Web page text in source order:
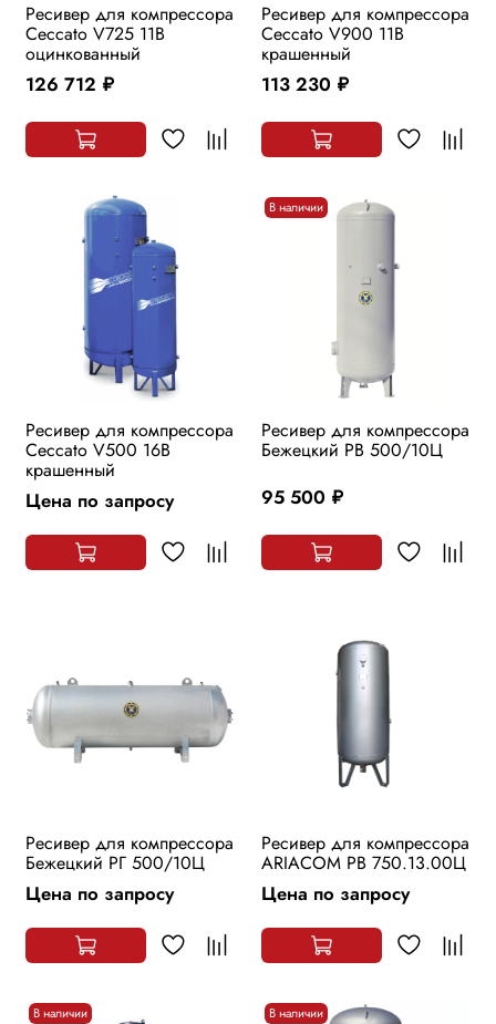
Ресивер для компрессора
Ceccato V725 11B
оцинкованный
126 712 руб.
Ресивер для компрессора
Ceccato V900 11B
крашенный
113 230 руб.
Ресивер для компрессора
Ceccato V500 16B
крашенный
Цена по запросу
В наличии
Ресивер для компрессора
Бежецкий РВ 500/10Ц
95 500 руб.
Ресивер для компрессора
Бежецкий РГ 500/10Ц
Цена по запросу
Ресивер для компрессора
ARIACOM РВ 750.13.00Ц
Цена по запросу
В наличии В наличии